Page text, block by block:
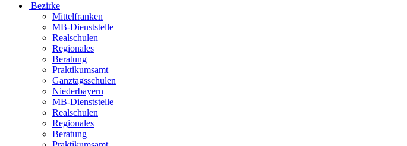
Bezirke
Mittelfranken
MB-Dienststelle
Realschulen
Regionales
Beratung
Praktikumsamt
Ganztagsschulen
Niederbayern
MB-Dienststelle
Realschulen
Regionales
Beratung